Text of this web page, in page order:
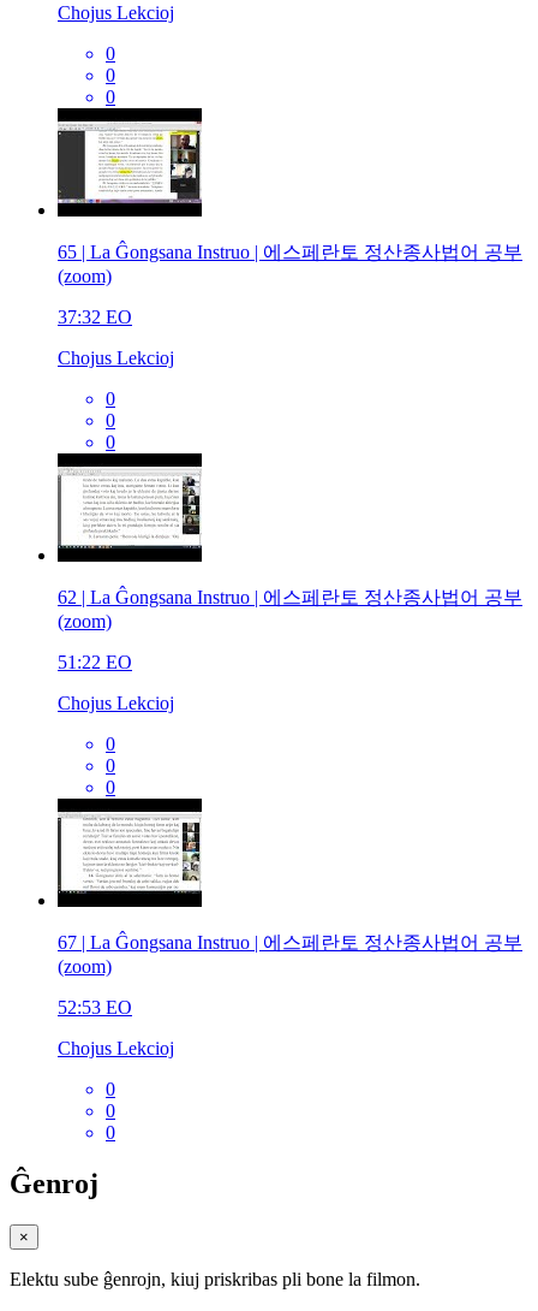
Chojus Lekcioj
0
0
0
65 | La Ĝongsana Instruo | 에스페란토 정산종사법어 공부
(zoom)
37:32 EO
Chojus Lekcioj
0
0
0
62 | La Ĝongsana Instruo | 에스페란토 정산종사법어 공부
(zoom)
51:22 EO
Chojus Lekcioj
0
0
0
67 | La Ĝongsana Instruo | 에스페란토 정산종사법어 공부
(zoom)
52:53 EO
Chojus Lekcioj
0
0
0
Ĝenroj
×
Elektu sube ĝenrojn, kiuj priskribas pli bone la filmon.